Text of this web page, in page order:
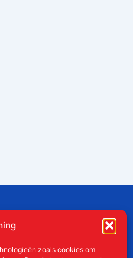
zoals cookies om